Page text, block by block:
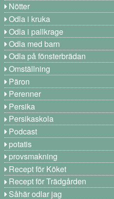
Nötter
Odla i kruka
Odla i pallkrage
Odla med barn
Odla på fönsterbrädan
Omställning
Päron
Perenner
Persika
Persikaskola
Podcast
potatis
provsmakning
Recept för Köket
Recept för Trädgården
Såhär odlar jag